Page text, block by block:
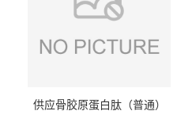
供应骨胶原蛋白肽（普通）